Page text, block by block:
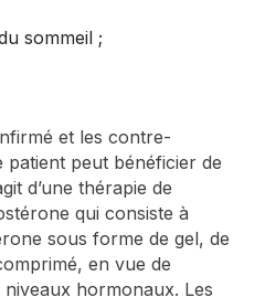
sommeil ;
et les contre-
patient peut bénéficier de
d’une thérapie de
qui consiste à
sous forme de gel, de
en vue de
hormonaux. Les